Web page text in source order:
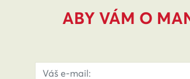
ABY VÁM O